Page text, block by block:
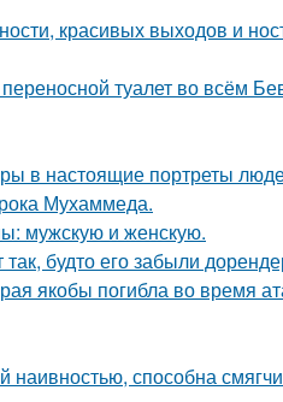
красивых выходов и
туалет во всём
в настоящие портреты
Мухаммеда.
мужскую и женскую.
будто его забыли
якобы погибла во время
наивностью, способна